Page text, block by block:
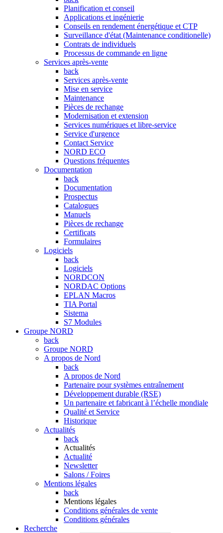
Planification et conseil
Applications et ingénierie
Conseils en rendement énergétique et CTP
Surveillance d'état (Maintenance conditionelle)
Contrats de individuels
Processus de commande en ligne
Services après-vente
back
Services après-vente
Mise en service
Maintenance
Pièces de rechange
Modernisation et extension
Services numériques et libre-service
Service d'urgence
Contact Service
NORD ECO
Questions fréquentes
Documentation
back
Documentation
Prospectus
Catalogues
Manuels
Pièces de rechange
Certificats
Formulaires
Logiciels
back
Logiciels
NORDCON
NORDAC Options
EPLAN Macros
TIA Portal
Sistema
S7 Modules
Groupe NORD
back
Groupe NORD
A propos de Nord
back
A propos de Nord
Partenaire pour systèmes entraînement
Développement durable (RSE)
Un partenaire et fabricant à l’échelle mondiale
Qualité et Service
Historique
Actualités
back
Actualités
Actualité
Newsletter
Salons / Foires
Mentions légales
back
Mentions légales
Conditions générales de vente
Conditions générales
Recherche